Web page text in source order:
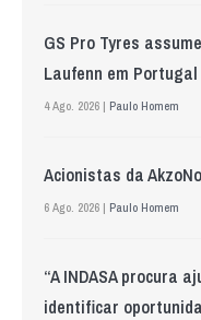
GS Pro Tyres
Laufenn em Portugal
4 Ago. 2026 | Paulo Homem
Acionistas da
6 Ago. 2026 | Paulo Homem
“A INDASA procura
identificar